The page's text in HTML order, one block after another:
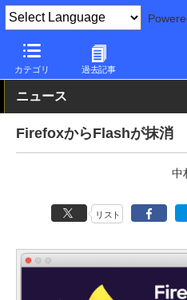
カテゴリ 過去記事
PC Watch ソフトウェア/アプリ
ニュース
FirefoxからFlashが抹消
中
リスト